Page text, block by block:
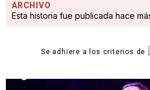
ARCHIVO
Esta historia fue publicada hace
Se adhiere a los criterios de